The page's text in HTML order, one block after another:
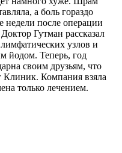
а боль гораздо
недели после операции
Гутман рассказал
узлов и
йодом. Теперь, год
своим друзьям, что
Клиник. Компания взяла
только лечением.